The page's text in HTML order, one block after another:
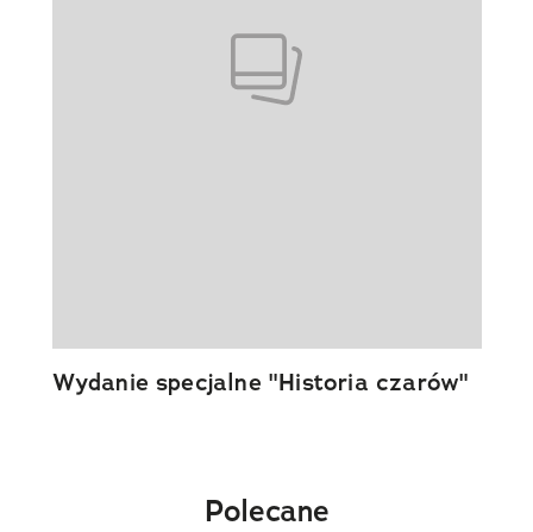
Wydanie specjalne "Historia czarów"
Polecane